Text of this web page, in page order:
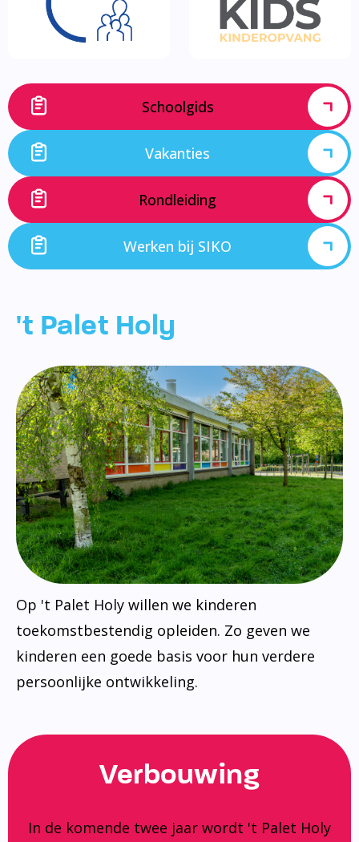
Schoolgids
Vakanties
Rondleiding
Werken bij SIKO
't Palet Holy
Op 't Palet Holy willen we kinderen
toekomstbestendig opleiden. Zo geven we
kinderen een goede basis voor hun verdere
persoonlijke ontwikkeling.
Verbouwing
In de komende twee jaar wordt 't Palet Holy